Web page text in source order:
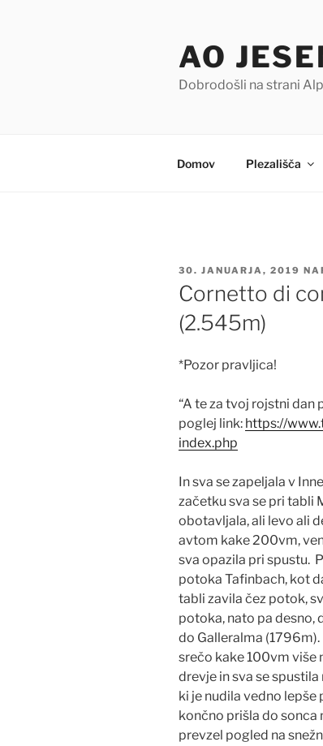
AO
Dobrodošli na strani
Domov Plezališča
OBJAVLJENO
DNE
30. JANUARJA, 2019
Cornetto di
(2.545m)
*Pozor pravljica!
“A te za tvoj rojstni dan
poglej link: https://
index.php
In sva se zapeljala v
začetku sva se pri tabli
obotavljala, ali levo ali
avtom kake 200vm,
sva opazila pri spustu.
potoka Tafinbach, kot
tabli zavila čez potok,
potoka, nato pa desno,
do Galleralma (1796m).
srečo kake 100vm više
drevje in sva se
ki je nudila vedno
končno prišla do sonca
prevzel pogled na